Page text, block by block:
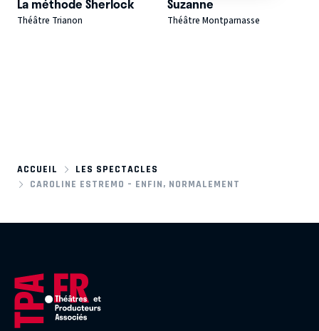
Théâtre Trianon Théâtre Montparnasse
ACCUEIL
LES SPECTACLES
CAROLINE ESTREMO – ENFIN, NORMALEMENT